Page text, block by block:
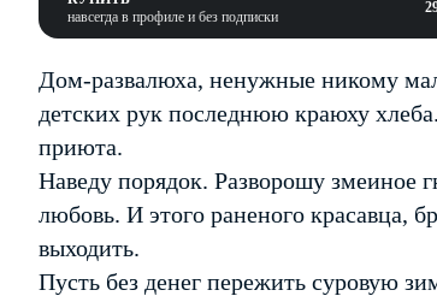
навсегда в профиле и без подписки
Дом-развалюха, ненужные никому
детских рук последнюю краюху
приюта.
Наведу порядок. Разворошу змеиное
любовь. И этого раненого красавца,
выходить.
Пусть без денег пережить суровую